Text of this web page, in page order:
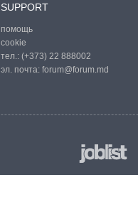
SUPPORT
помощь
cookie
тел.: (+373) 22 888002
эл. почта: forum@forum.md